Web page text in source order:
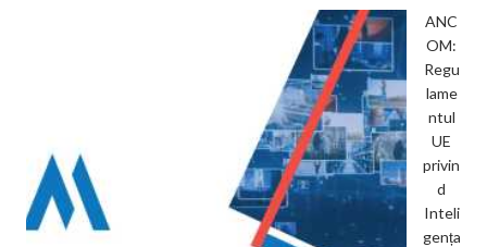
ANC
OM:
Regu
lame
ntul
UE
privin
d
Inteli
gența